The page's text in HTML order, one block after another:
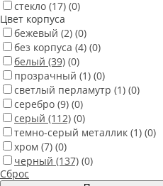
стекло (17) (0)
Цвет корпуса
бежевый (2) (0)
без корпуса (4) (0)
белый (39) (0)
прозрачный (1) (0)
светлый перламутр (1) (0)
серебро (9) (0)
серый (112) (0)
темно-серый металлик (1) (0)
хром (7) (0)
черный (137) (0)
Сброс